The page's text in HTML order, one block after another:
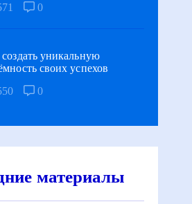
0
уникальную
своих успехов
0
материалы